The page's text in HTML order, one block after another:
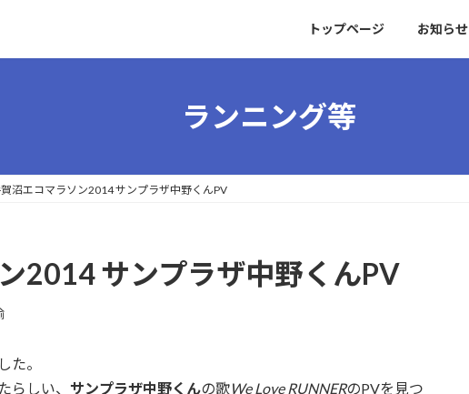
トップページ お知らせ
ランニング等
沼エコマラソン2014 サンプラザ中野くんPV
2014 サンプラザ中野くんPV
た。
らしい、 サンプラザ中野くんの歌We Love RUNNERのPVを見つ